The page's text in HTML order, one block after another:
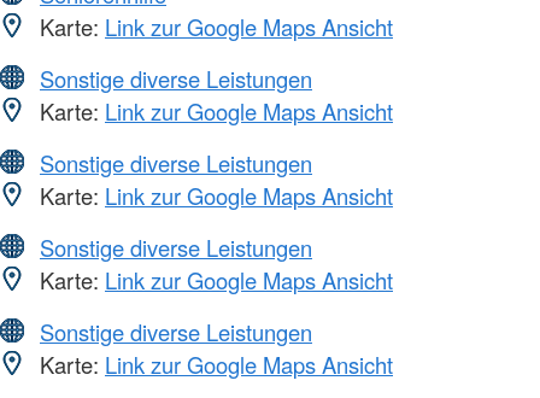
Karte: Link zur Google Maps Ansicht
Sonstige diverse Leistungen
Karte: Link zur Google Maps Ansicht
Sonstige diverse Leistungen
Karte: Link zur Google Maps Ansicht
Sonstige diverse Leistungen
Karte: Link zur Google Maps Ansicht
Sonstige diverse Leistungen
Karte: Link zur Google Maps Ansicht